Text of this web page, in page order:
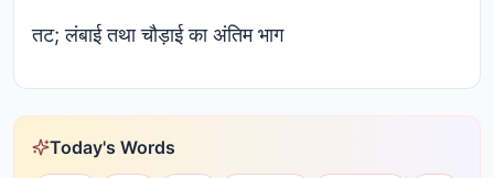
तट; लंबाई तथा चौड़ाई का अंतिम भाग
Today's Words